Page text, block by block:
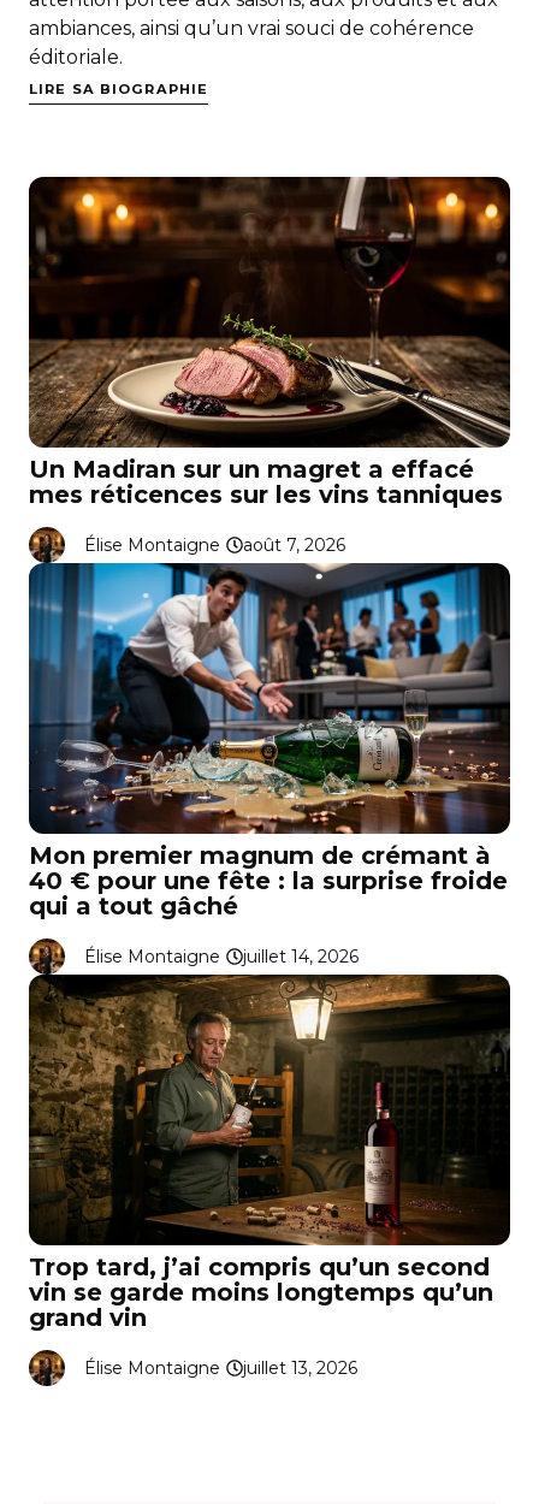
ambiances, ainsi qu’un vrai souci de cohérence
éditoriale.
LIRE SA BIOGRAPHIE
Un Madiran sur un magret a effacé
mes réticences sur les vins tanniques
Élise Montaigne août 7, 2026
Mon premier magnum de crémant à
40 € pour une fête : la surprise froide
qui a tout gâché
Élise Montaigne juillet 14, 2026
Trop tard, j’ai compris qu’un second
vin se garde moins longtemps qu’un
grand vin
Élise Montaigne juillet 13, 2026